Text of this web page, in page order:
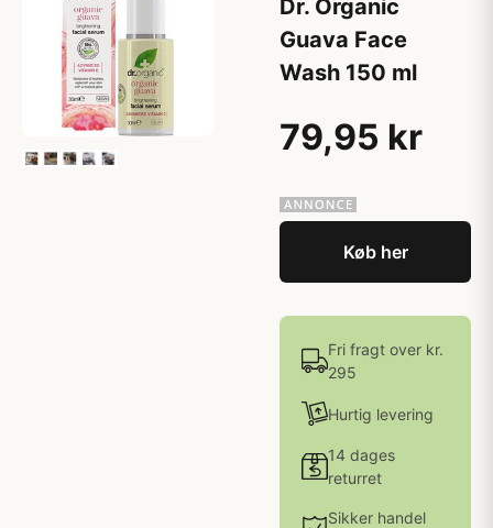
Dr. Organic
Guava Face
Wash 150 ml
79,95 kr
Køb her
Fri fragt over kr.
295
Hurtig levering
14 dages
returret
Sikker handel